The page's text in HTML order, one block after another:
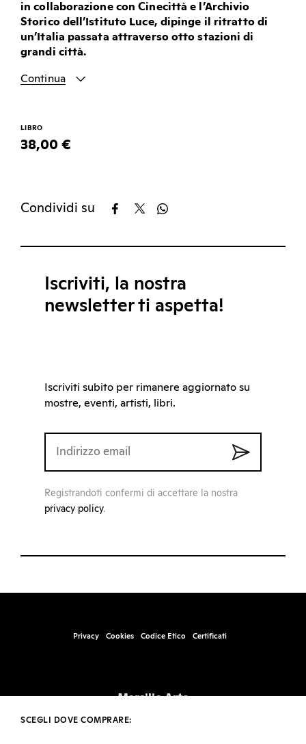
in collaborazione con Cinecittà e l’Archivio
Storico dell’Istituto Luce, dipinge il ritratto di
un’Italia passata attraverso otto stazioni di
grandi città.
Continua
LIBRO
38,00 €
SCEGLI DOVE COMPRARE:
Condividi su
Iscriviti, la nostra
newsletter ti aspetta!
Iscriviti subito per rimanere aggiornato su
mostre, eventi, artisti, libri.
Registrandoti confermi di accettare la nostra
privacy policy.
Privacy Cookies Codice Etico Certificati
Marsilio Arte
Santa Marta, Fabbricato 17, 30123 – Venezia